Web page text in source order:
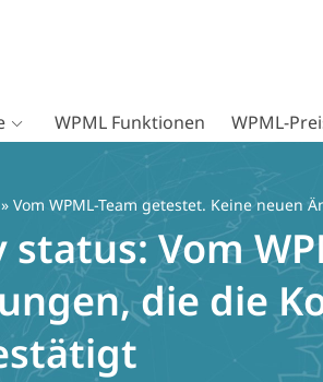
WPML Funktionen WPML-
» Vom WPML-Team getestet. Keine
status:Vom
die die